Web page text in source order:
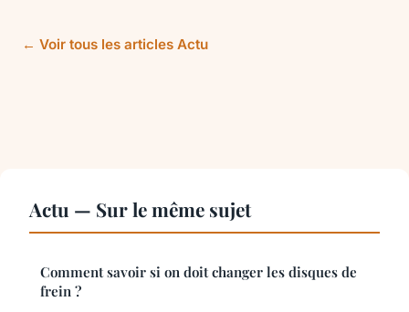
← Voir tous les articles Actu
Actu — Sur le même sujet
Comment savoir si on doit changer les disques de
frein ?